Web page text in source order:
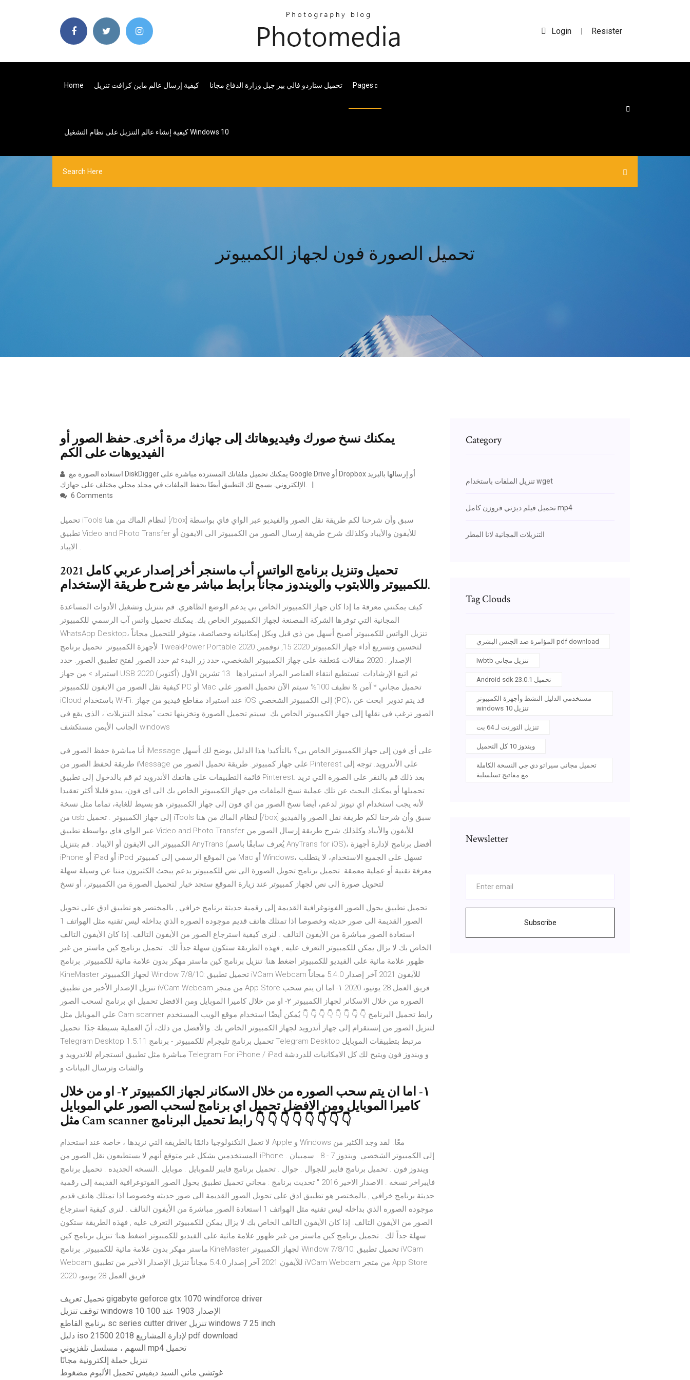
Login | Resister
Home كيفية إرسال عالم ماين كرافت تنزيل تحميل ستاردو فالي بير جبل وزارة الدفاع مجانا Pages
كيفية إنشاء عالم التنزيل على نظام التشغيل Windows 10
تحميل الصورة فون لجهاز الكمبيوتر
يمكنك نسخ صورك وفيديوهاتك إلى جهازك مرة أخرى. حفظ الصور أو
الفيديوهات على الكم
6 Comments
تحميل iTools لنظام الماك من هنا [/box] سبق وأن شرحنا لكم طريقة نقل الصور والفيديو عبر الواي فاي بواسطة
تطبيق Video and Photo Transfer للأيفون والأيباد وكلذلك شرح طريقة إرسال الصور من الكمبيوتر الى الايفون أو
الايباد .
تحميل وتنزيل برنامج الواتس أب ماسنجر أخر إصدار عربي كامل 2021
للكمبيوتر واللابتوب والويندوز مجاناً برابط مباشر مع شرح طريقة الإستخدام.
كيف يمكنني معرفة ما إذا كان جهاز الكمبيوتر الخاص بي يدعم الوضع الظاهري. قم بتنزيل وتشغيل الأدوات المساعدة
المجانية التي توفرها الشركة المصنعة لجهاز الكمبيوتر الخاص بك. يمكنك تحميل واتس آب الرسمي للكمبيوتر
WhatsApp Desktop، تنزيل الواتس للكمبيوتر أصبح أسهل من ذي قبل وبكل إمكانياته وخصائصة، متوفر للتحميل مجاناً
لأجهزة الكمبيوتر. تحميل برنامج TweakPower Portable لتحسين وتسريع أداء جهاز الكمبيوتر 2020 15, نوفمبر, 2020
الإصدار : 2020 مقالات مُتعلقة على جهاز الكمبيوتر الشخصي، حدد زر البدء ثم حدد الصور لفتح تطبيق الصور. حدد
استيراد > من جهاز USB ثم اتبع الإرشادات. تستطيع انتقاء العناصر المراد استيرادها 13 تشرين الأول (أكتوبر) 2020
كيفية نقل الصور من الايفون للكمبيوتر PC أو Mac تحميل مجاني * آمن & نظيف 100% سيتم الآن تحميل الصور على
iCloud باستخدام Wi-Fi. عند استيراد مقاطع فيديو من جهاز iOS إلى الكمبيوتر الشخصي (PC)، قد يتم تدوير ابحث عن
الصور ترغب في نقلها إلى جهاز الكمبيوتر الخاص بك. سيتم تحميل الصورة وتخزينها تحت "مجلد التنزيلات"، الذي يقع في
الجانب الأيمن مستكشف windows
أنا مباشرة حفظ الصور في iMessage على أي فون إلى جهاز الكمبيوتر الخاص بي؟ بالتأكيد! هذا الدليل يوضح لك أسهل
طريقة لحفظ الصور من iMessage على جهاز كمبيوتر. طريقة تحميل الصور من Pinterest على الأندرويد. توجه إلى
قائمة التطبيقات على هاتفك الأندرويد ثم قم بالدخول إلى تطبيق Pinterest. بعد ذلك قم بالنقر على الصورة التي تريد
تحميلها أو يمكنك البحث عن تلك عملية نسخ الملفات من جهاز الكمبيوتر الخاص بك الى اي فون، يبدو قليلا أكثر تعقيدا
لأنه يجب استخدام اي تيونز لدعم، أيضا نسخ الصور من اي فون إلى جهاز الكمبيوتر، هو بسيط للغاية، تماما مثل نسخة
من usb إلى جهاز الكمبيوتر . تحميل iTools لنظام الماك من هنا [/box] سبق وأن شرحنا لكم طريقة نقل الصور والفيديو
عبر الواي فاي بواسطة تطبيق Video and Photo Transfer للأيفون والأيباد وكلذلك شرح طريقة إرسال الصور من
الكمبيوتر الى الايفون أو الايباد . قم بتنزيل AnyTrans (يُعرف سابقًا باسم AnyTrans for iOS)، أفضل برنامج لإدارة أجهزة
iPhone أو iPad أو iPod من الموقع الرسمي إلى كمبيوتر Mac أو Windows، تسهل على الجميع الاستخدام، لا يتطلب
معرفة تقنية أو عملية معمقة. تحميل برنامج تحويل الصورة الى نص للكمبيوتر يدعم يبحث الكثيرون مننا عن وسيلة سهلة
لتحويل صورة إلى نص لجهاز كمبيوتر عند زيارة الموقع ستجد خيار لتحميل الصورة من الكمبيوتر، أو نسخ
تحميل تطبيق يحول الصور الفوتوغرافية القديمة إلى رقمية حديثة برنامج خرافي , بالمختصر هو تطبيق ادق على تحويل
الصور القديمة الى صور حديثه وخصوصا اذا تمتلك هاتف قديم موجوده الصوره الذي بداخله ليس تقنيه مثل الهواتف 1
استعادة الصور مباشرةَ من الأيفون التالف . لنرى كيفية استرجاع الصور من الأيفون التالف. إذا كان الأيفون التالف
الخاص بك لا يزال يمكن للكمبيوتر التعرف عليه , فهذه الطريقة ستكون سهلة جداً لك . تحميل برنامج كين ماستر من غير
ظهور علامة مائية على الفيديو للكمبيوتر اضغط هنا: تنزيل برنامج كين ماستر مهكر بدون علامة مائية للكمبيوتر. برنامج
KineMaster لجهاز الكمبيوتر Window 7/8/10: تحميل تطبيق iVCam Webcam للآيفون 2021 آخر إصدار 5.4.0 مجاناً
تنزيل الإصدار الأخير من تطبيق iVCam Webcam من متجر App Store فريق العمل 28 يونيو، 2020 ١- اما ان يتم سحب
الصوره من خلال الاسكانر لجهاز الكمبيوتر ٢- او من خلال كاميرا الموبايل ومن الافضل تحميل اي برنامج لسحب الصور
علي الموبايل مثل Cam scanner رابط تحميل البرنامج 👇 👇 👇 👇 👇 👇 👇 👇 يُمكن أيضًا استخدام موقع الويب المستخدم
لتنزيل الصور من إنستقرام إلى جهاز أندرويد لجهاز الكمبيوتر الخاص بك. والأفضل من ذلك، أنّ العملية بسيطة جدًا. تحميل
Telegram Desktop 1.5.11 تحميل برنامج تليجرام للكمبيوتر - برنامج Telegram Desktop مرتبط بتطبيقات الموبايل
مباشرة مثل تطبيق انستجرام للاندرويد و Telegram For iPhone / iPad و ويندوز فون ويتيح لك كل الامكانيات للدردشة
والشات وترسال البيانات و
١- اما ان يتم سحب الصوره من خلال الاسكانر لجهاز الكمبيوتر ٢- او من خلال
كاميرا الموبايل ومن الافضل تحميل اي برنامج لسحب الصور علي الموبايل
مثل Cam scanner رابط تحميل البرنامج 👇 👇 👇 👇 👇 👇 👇 👇
لا تعمل التكنولوجيا دائمًا بالطريقة التي نريدها ، خاصة عند استخدام Apple و Windows معًا. لقد وجد الكثير من
المستخدمين بشكل غير متوقع أنهم لا يستطيعون نقل الصور من iPhone إلى الكمبيوتر الشخصي. ويندوز 7 - 8 . سمبيان .
ويندوز فون . تحميل برنامج فايبر للجوال . جوال . تحميل برنامج فايبر للموبايل . موبايل .النسخه الجديده . تحميل برنامج
فايبراخر نسخه . الاصدار الاخير 2016 " تحديث برنامج : مجاني تحميل تطبيق يحول الصور الفوتوغرافية القديمة إلى رقمية
حديثة برنامج خرافي , بالمختصر هو تطبيق ادق على تحويل الصور القديمة الى صور حديثه وخصوصا اذا تمتلك هاتف قديم
موجوده الصوره الذي بداخله ليس تقنيه مثل الهواتف 1 استعادة الصور مباشرةَ من الأيفون التالف . لنرى كيفية استرجاع
الصور من الأيفون التالف. إذا كان الأيفون التالف الخاص بك لا يزال يمكن للكمبيوتر التعرف عليه , فهذه الطريقة ستكون
سهلة جداً لك . تحميل برنامج كين ماستر من غير ظهور علامة مائية على الفيديو للكمبيوتر اضغط هنا: تنزيل برنامج كين
ماستر مهكر بدون علامة مائية للكمبيوتر. برنامج KineMaster لجهاز الكمبيوتر Window 7/8/10: تحميل تطبيق iVCam
Webcam للآيفون 2021 آخر إصدار 5.4.0 مجاناً تنزيل الإصدار الأخير من تطبيق iVCam Webcam من متجر App Store
فريق العمل 28 يونيو، 2020
تحميل تعريف gigabyte geforce gtx 1070 windforce driver
توقف تنزيل windows 10 الإصدار 1903 عند 100
برنامج القاطع sc series cutter driver تنزيل windows 7 25 inch
دليل iso 21500 لإدارة المشاريع 2018 pdf download
السهم ، مسلسل تلفزيوني mp4 تحميل
تنزيل حملة إلكترونية مجانًا
غوتشي ماني السيد ديفيس تحميل الألبوم مضغوط
Category
تنزيل الملفات باستخدام wget
تحميل فيلم ديزني فروزن كامل mp4
التنزيلات المجانية لانا المطر
Tag Clouds
المؤامرة ضد الجنس البشري pdf download
Iwbtb تنزيل مجاني
Android sdk 23.0.1 تحميل
مستخدمي الدليل النشط وأجهزة الكمبيوتر
windows 10 تنزيل
تنزيل التورنت لـ 64 بت
ويندوز 10 كل التحميل
تحميل مجاني سيراتو دي جي النسخة الكاملة
مع مفاتيح تسلسلية
Newsletter
Subscribe